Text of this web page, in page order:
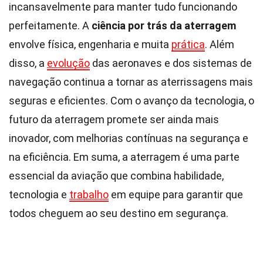
incansavelmente para manter tudo funcionando
perfeitamente. A ciência por trás da aterragem
envolve física, engenharia e muita prática. Além
disso, a evolução das aeronaves e dos sistemas de
navegação continua a tornar as aterrissagens mais
seguras e eficientes. Com o avanço da tecnologia, o
futuro da aterragem promete ser ainda mais
inovador, com melhorias contínuas na segurança e
na eficiência. Em suma, a aterragem é uma parte
essencial da aviação que combina habilidade,
tecnologia e trabalho em equipe para garantir que
todos cheguem ao seu destino em segurança.